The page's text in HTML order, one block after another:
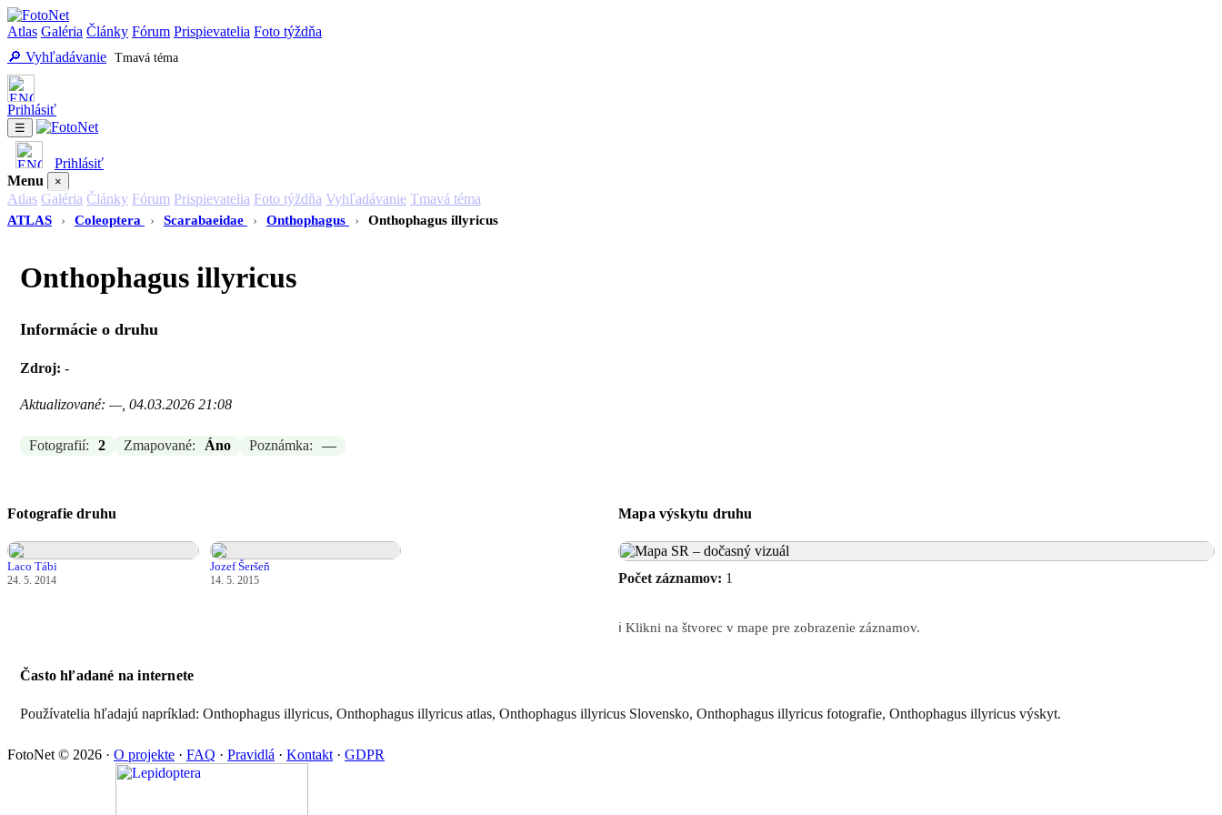
Atlas Galéria Články Fórum Prispievatelia Foto týždňa
🔎 Vyhľadávanie Tmavá téma
Prihlásiť
☰
Prihlásiť
Menu
×
Atlas Galéria Články Fórum Prispievatelia Foto týždňa Vyhľadávanie Tmavá téma
ATLAS
› Coleoptera › Scarabaeidae › Onthophagus › Onthophagus illyricus
Onthophagus illyricus
Informácie o druhu
Zdroj: -
Aktualizované: —, 04.03.2026 21:08
Fotografií: 2 Zmapované: Áno Poznámka: —
Fotografie druhu
Laco Tábi
24. 5. 2014
Jozef Šeršeň
14. 5. 2015
Mapa výskytu druhu
Počet záznamov: 1
ℹ️ Klikni na štvorec v mape pre zobrazenie záznamov.
Často hľadané na internete
Používatelia hľadajú napríklad: Onthophagus illyricus, Onthophagus illyricus atlas, Onthophagus illyricus Slovensko, Onthophagus illyricus fotografie, Onthophagus illyricus výskyt.
FotoNet © 2026 · O projekte · FAQ · Pravidlá · Kontakt · GDPR